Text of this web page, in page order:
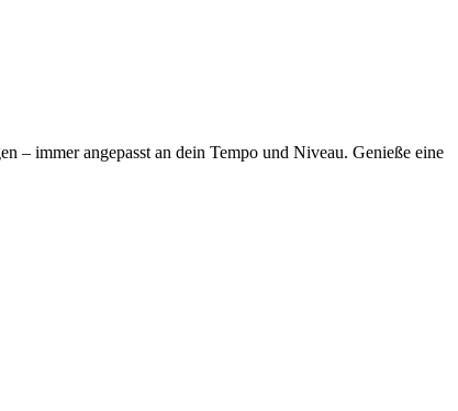
– immer angepasst an dein Tempo und Niveau. Genieße eine